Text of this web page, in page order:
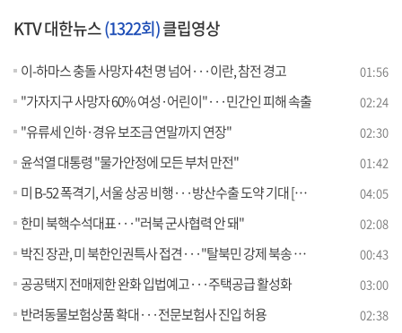
KTV 대한뉴스(1322회)클립영상
이-하마스 충돌 사망자 4천 명 넘어···이란, 참전 경고 01:56
"가자지구 사망자 60% 여성·어린이"···민간인 피해 속출 02:24
"유류세 인하·경유 보조금 연말까지 연장" 02:30
윤석열 대통령 "물가안정에 모든 부처 만전" 01:42
미 B-52 폭격기, 서울 상공 비행···방산수출 도약 기대 [뉴스의 맥] 04:05
한미 북핵수석대표···"러북 군사협력 안 돼" 02:08
박진 장관, 미 북한인권특사 접견···"탈북민 강제 북송 안돼" 00:43
공공택지 전매제한 완화 입법예고···주택공급 활성화 03:00
반려동물보험상품 확대···전문보험사 진입 허용 02:38